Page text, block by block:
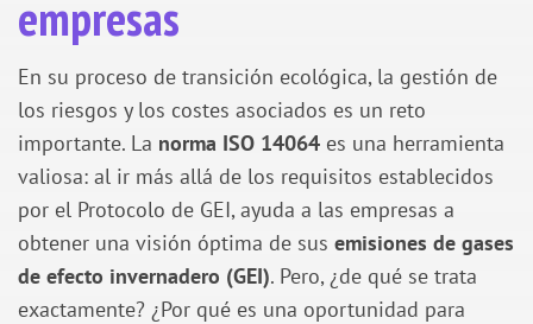
empresas
En su proceso de transición ecológica, la gestión de
los riesgos y los costes asociados es un reto
importante. La norma ISO 14064 es una herramienta
valiosa: al ir más allá de los requisitos establecidos
por el Protocolo de GEI, ayuda a las empresas a
obtener una visión óptima de sus emisiones de gases
de efecto invernadero (GEI). Pero, ¿de qué se trata
exactamente? ¿Por qué es una oportunidad para